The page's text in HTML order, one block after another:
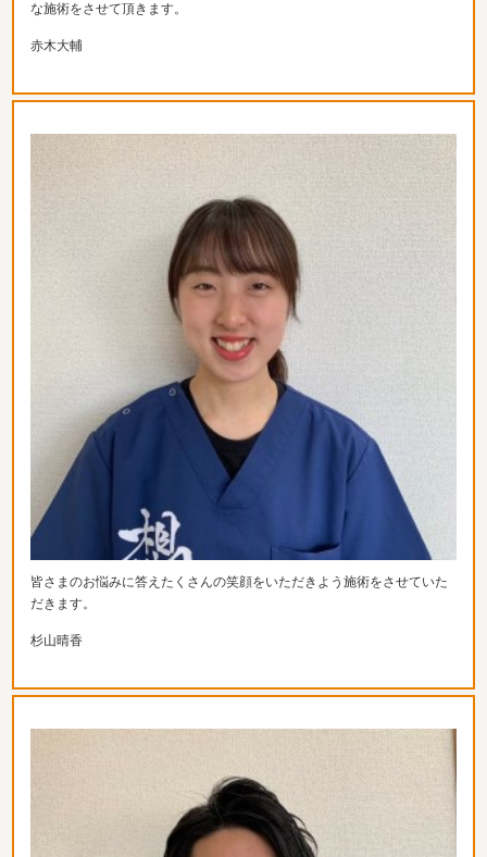
な施術をさせて頂きます。
赤木大輔
皆さまのお悩みに答えたくさんの笑顔をいただきよう施術をさせていた
だきます。
杉山晴香